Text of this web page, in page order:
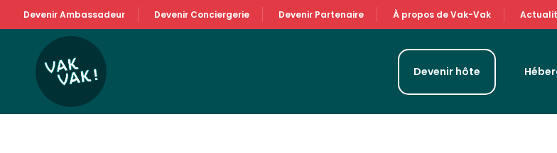
Devenir Ambassadeur Devenir Conciergerie Devenir Partenaire À propos de Vak-Vak
Devenir hôte